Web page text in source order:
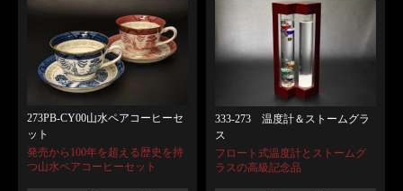
273PB-CY00山水ペアコーヒーセ
ット
発売から100年を超える歴史を持
つ山水ペアコーヒーセット
333-273 温度計＆ストームグラ
ス
フロート式温度計とストームグ
ラスの高級記念品